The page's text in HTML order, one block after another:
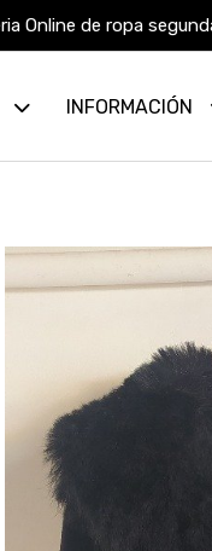
Online de ropa
INFORMACIÓN